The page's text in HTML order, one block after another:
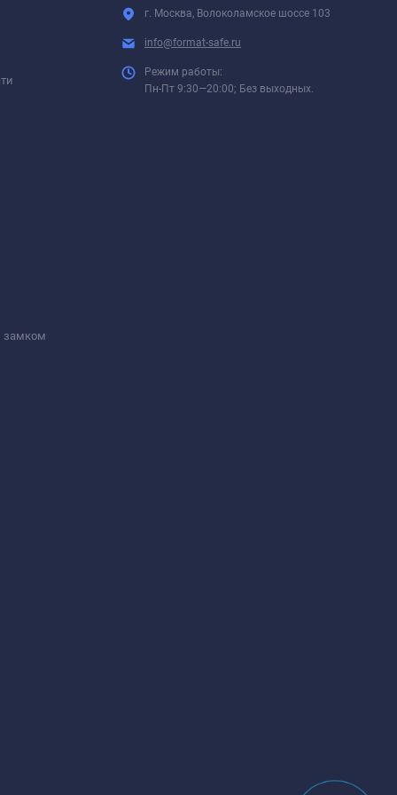
замком
г. Москва, Волоколамское шоссе 103
info@format-safe.ru
Режим работы:
Пн-Пт 9:30—20:00; Без выходных.